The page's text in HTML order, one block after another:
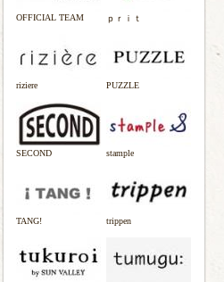
OFFICIAL TEAM ｐｒｉｔ
riziere PUZZLE
SECOND stample
TANG! trippen